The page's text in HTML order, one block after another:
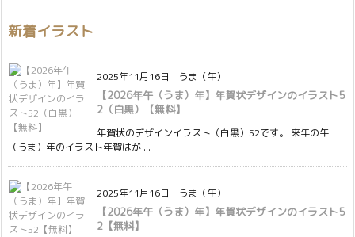
新着イラスト
2025年11月16日 : うま（午）
【2026年午（うま）年】年賀状デザインのイラスト5
2（白黒）【無料】
年賀状のデザインイラスト（白黒）52です。 来年の午
（うま）年のイラスト年賀はが ...
2025年11月16日 : うま（午）
【2026年午（うま）年】年賀状デザインのイラスト5
2【無料】